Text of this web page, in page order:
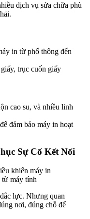
dịch vụ sửa chữa phù
in từ phổ thông đến
trục cuốn giấy
cao su, và nhiều linh
đảm bảo máy in hoạt
Sự Cố Kết Nối
khiển máy in
máy tính
lực. Nhưng quan
nơi, đúng chỗ để